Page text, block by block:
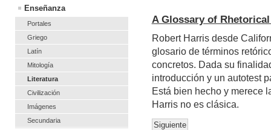
Enseñanza
Portales
Griego
Latín
Mitología
Literatura
Civilización
Imágenes
Secundaria
A Glossary of
Robert Harris desde
glosario de términos
concretos. Dada su
introducción y un autotest
Está bien hecho y merece
Harris no es clásica.
Siguiente